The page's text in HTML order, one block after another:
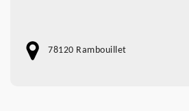
78120 Rambouillet